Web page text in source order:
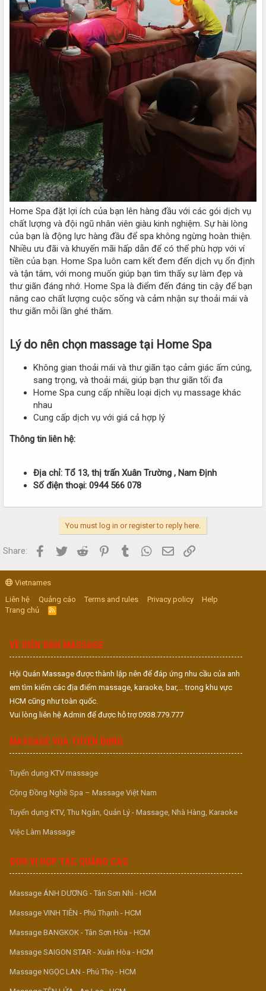
Home Spa đặt lợi ích của bạn lên hàng đầu với các gói dịch vụ
chất lượng và đội ngũ nhân viên giàu kinh nghiệm. Sự hài lòng
của bạn là động lực hàng đầu để spa không ngừng hoàn thiện.
Nhiều ưu đãi và khuyến mãi hấp dẫn để có thể phù hợp với ví
tiền của bạn. Home Spa luôn cam kết đem đến dịch vụ ổn định
và tận tâm, với mong muốn giúp bạn tìm thấy sự làm đẹp và
thư giãn đáng nhớ. Home Spa là điểm đến đáng tin cậy để bạn
nâng cao chất lượng cuộc sống và cảm nhận sự thoải mái và
thư giãn mỗi lần ghé thăm.
Lý do nên chọn massage tại Home Spa
Không gian thoải mái và thư giãn tạo cảm giác ấm cúng,
sang trọng, và thoải mái, giúp bạn thư giãn tối đa
Home Spa cung cấp nhiều loại dịch vụ massage khác
nhau
Cung cấp dịch vụ với giá cả hợp lý
Thông tin liên hệ:
Địa chỉ: Tổ 13, thị trấn Xuân Trường , Nam Định
Số điện thoại: 0944 566 078
You must log in or register to reply here.
Share: Facebook
Twitter Reddit PinterestTumblr WhatsApp
Email
Vietnames
Liên hệ
Quảng cáo Terms and rules Privacy policy
Help
Trang chủ
R
S
VỀ DIỄN ĐÀN MASSAGE
Hội Quán Massage được thành lập nên để đáp ứng nhu cầu của anh
em tìm kiếm các địa điểm massage, karaoke, bar,... trong khu vực
HCM cũng như toàn quốc.
Vui lòng liên hệ Admin để được hỗ trợ 0938.779.777
MASSAGE VUA TUYỂN DỤNG
Tuyển dụng KTV massage
Cộng Đồng Nghề Spa – Massage Việt Nam
Tuyển dụng KTV, Thu Ngân, Quản Lý - Massage, Nhà Hàng, Karaoke
Việc Làm Massage
ĐƠN VỊ HỢP TÁC QUẢNG CÁO
Massage ÁNH DƯƠNG - Tân Sơn Nhì - HCM
Massage VINH TIÊN - Phú Thạnh - HCM
Massage BANGKOK - Tân Sơn Hòa - HCM
Massage SAIGON STAR - Xuân Hòa - HCM
Massage NGỌC LAN - Phú Thọ - HCM